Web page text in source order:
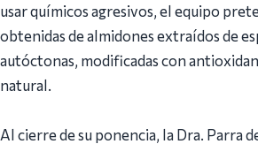
usar químicos agresivos, el equipo
obtenidas de almidones extraídos de
autóctonas, modificadas con
natural.
Al cierre de su ponencia, la Dra. Parra